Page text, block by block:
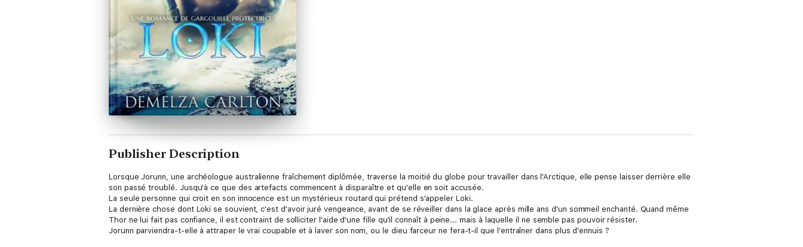
Publisher Description
Lorsque Jorunn, une archéologue australienne fraîchement diplômée, traverse la moitié du globe pour travailler dans l'Arctique, elle pense laisser derrière elle
son passé troublé. Jusqu'à ce que des artefacts commencent à disparaître et qu'elle en soit accusée.
La seule personne qui croit en son innocence est un mystérieux routard qui prétend s'appeler Loki.
La dernière chose dont Loki se souvient, c'est d'avoir juré vengeance, avant de se réveiller dans la glace après mille ans d'un sommeil enchanté. Quand même
Thor ne lui fait pas confiance, il est contraint de solliciter l'aide d'une fille qu'il connaît à peine... mais à laquelle il ne semble pas pouvoir résister.
Jorunn parviendra-t-elle à attraper le vrai coupable et à laver son nom, ou le dieu farceur ne fera-t-il que l'entraîner dans plus d'ennuis ?